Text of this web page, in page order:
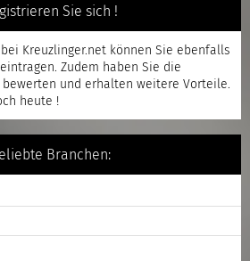
Sie sich !
bei Kreuzlinger.net können Sie ebenfalls
Zudem haben Sie die
und erhalten weitere Vorteile.
heute !
Branchen: